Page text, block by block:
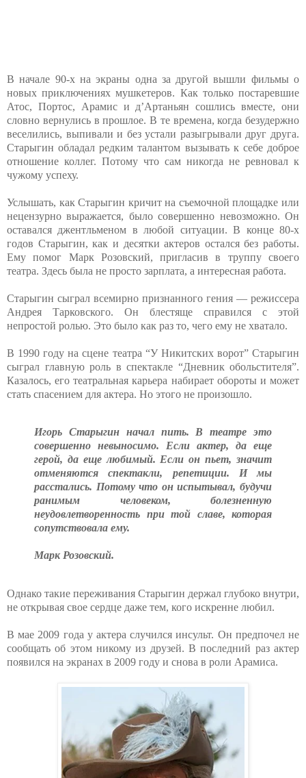
В начале 90-х на экраны одна за другой вышли фильмы о
новых приключениях мушкетеров. Как только постаревшие
Атос, Портос, Арамис и д’Артаньян сошлись вместе, они
словно вернулись в прошлое. В те времена, когда безудержно
веселились, выпивали и без устали разыгрывали друг друга.
Старыгин обладал редким талантом вызывать к себе доброе
отношение коллег. Потому что сам никогда не ревновал к
чужому успеху.
Услышать, как Старыгин кричит на съемочной площадке или
нецензурно выражается, было совершенно невозможно. Он
оставался джентльменом в любой ситуации. В конце 80-х
годов Старыгин, как и десятки актеров остался без работы.
Ему помог Марк Розовский, пригласив в труппу своего
театра. Здесь была не просто зарплата, а интересная работа.
Старыгин сыграл всемирно признанного гения — режиссера
Андрея Тарковского. Он блестяще справился с этой
непростой ролью. Это было как раз то, чего ему не хватало.
В 1990 году на сцене театра “У Никитских ворот” Старыгин
сыграл главную роль в спектакле “Дневник обольстителя”.
Казалось, его театральная карьера набирает обороты и может
стать спасением для актера. Но этого не произошло.
Игорь Старыгин начал пить. В театре это
совершенно невыносимо. Если актер, да еще
герой, да еще любимый. Если он пьет, значит
отменяются спектакли, репетиции. И мы
расстались. Потому что он испытывал, будучи
ранимым человеком, болезненную
неудовлетворенность при той славе, которая
сопутствовала ему.
Марк Розовский.
Однако такие переживания Старыгин держал глубоко внутри,
не открывая свое сердце даже тем, кого искренне любил.
В мае 2009 года у актера случился инсульт. Он предпочел не
сообщать об этом никому из друзей. В последний раз актер
появился на экранах в 2009 году и снова в роли Арамиса.